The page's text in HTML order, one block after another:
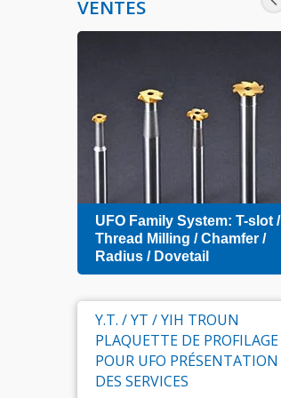
VENTES
UFO Family System: T-slot /
Thread Milling / Chamfer /
Radius / Dovetail
Y.T. / YT / YIH TROUN
PLAQUETTE DE PROFILAGE
POUR UFO PRÉSENTATION
DES SERVICES